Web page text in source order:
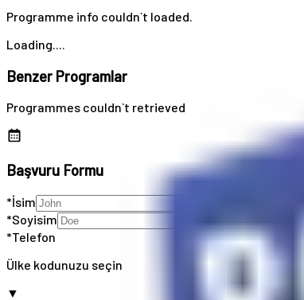
Programme info couldn`t loaded.
Loading....
Benzer Programlar
Programmes couldn`t retrieved
Başvuru Formu
*İsim
*Soyisim
*Telefon
Ülke kodunuzu seçin
▼